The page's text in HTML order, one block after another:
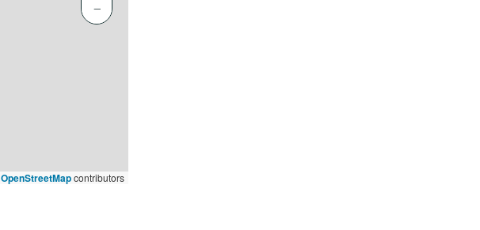
−
OpenStreetMapcontributors